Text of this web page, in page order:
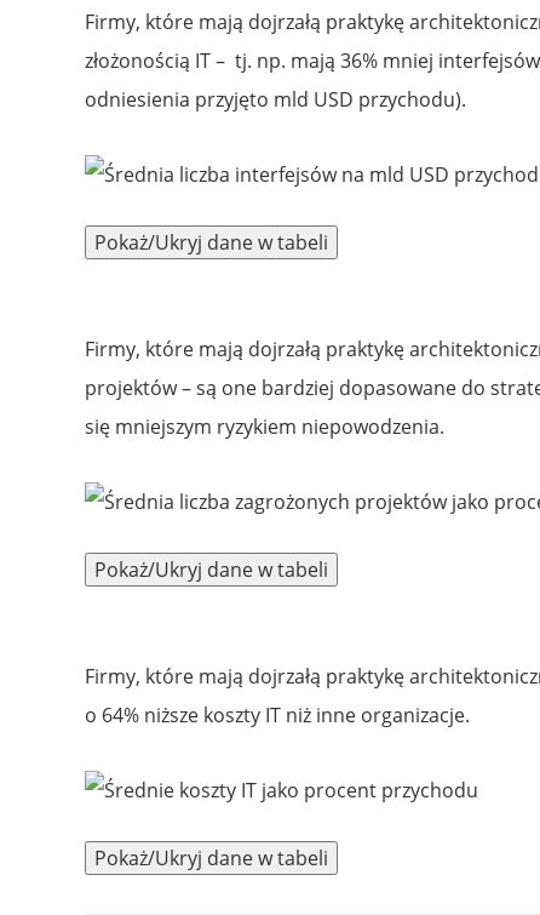
Firmy, które mają dojrzałą praktykę
złożonością IT – tj. np. mają 36% mniej
odniesienia przyjęto mld USD przychodu).
Firmy, które mają dojrzałą praktykę
projektów – są one bardziej dopasowane do
się mniejszym ryzykiem niepowodzenia.
Firmy, które mają dojrzałą praktykę
o 64% niższe koszty IT niż inne organizacje.